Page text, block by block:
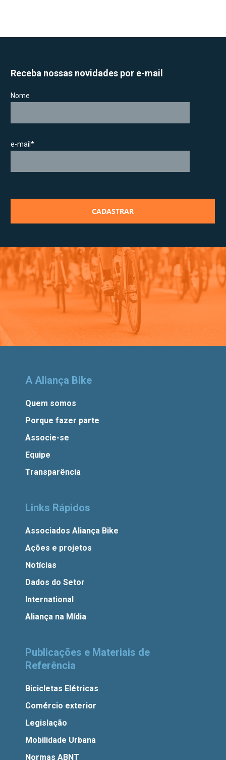
Receba nossas novidades por e-mail
Nome
e-mail*
A Aliança Bike
Quem somos
Porque fazer parte
Associe-se
Equipe
Transparência
Links Rápidos
Associados Aliança Bike
Ações e projetos
Notícias
Dados do Setor
International
Aliança na Mídia
Publicações e Materiais de
Referência
Bicicletas Elétricas
Comércio exterior
Legislação
Mobilidade Urbana
Normas ABNT